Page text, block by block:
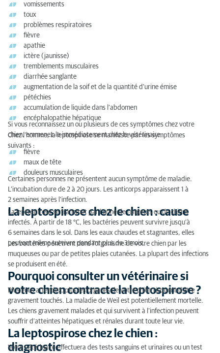
vomissements
toux
problèmes respiratoires
fièvre
apathie
ictère (jaunisse)
tremblements musculaires
diarrhée sanglante
augmentation de la soif et de la quantité d’urine émise
pétéchies
accumulation de liquide dans l’abdomen
encéphalopathie hépatique
Si vous reconnaissez un ou plusieurs de ces symptômes chez votre
chien, emmenez-le immédiatement chez le vétérinaire.
Chez l’homme, la leptospirose se manifeste par les symptômes
suivants :
fièvre
maux de tête
douleurs musculaires
Certaines personnes ne présentent aucun symptôme de maladie.
L’incubation dure de 2 à 20 jours. Les anticorps apparaissent 1 à
2 semaines après l’infection.
La leptospirose chez le chien : cause
La leptospirose se transmet par l’urine de rongeurs ou de chiens
infectés. À partir de 18 °C, les bactéries peuvent survivre jusqu’à
6 semaines dans le sol. Dans les eaux chaudes et stagnantes, elles
peuvent même survivre pendant plus de 3 mois.
Les bactéries pénètrent dans l’organisme de votre chien par les
muqueuses ou par de petites plaies cutanées. La plupart des infections
se produisent en été.
Pourquoi consulter un vétérinaire si
votre chien contracte la leptospirose ?
Plus vous attendez, plus les organes de votre chien risquent d’être
gravement touchés. La maladie de Weil est potentiellement mortelle.
Les chiens gravement malades et qui survivent à l’infection peuvent
souffrir d’atteintes hépatiques et rénales durant toute leur vie.
La leptospirose chez le chien :
diagnostic
Votre vétérinaire effectuera des tests sanguins et urinaires ou un test